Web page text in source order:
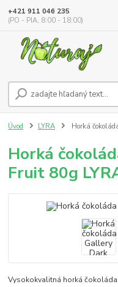
+421 911 046 235
(PO - PIA, 8:00 - 18:00)
Úvod LYRA Horká
Horká
Fruit 80g
Vysokokvalitná horká